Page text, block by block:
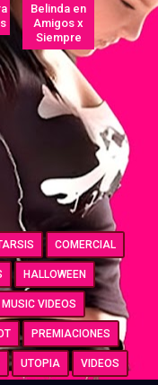
Belinda en
Amigos x
Siempre
COMERCIAL
HALLOWEEN
MUSIC VIDEOS
PREMIACIONES
UTOPIA VIDEOS